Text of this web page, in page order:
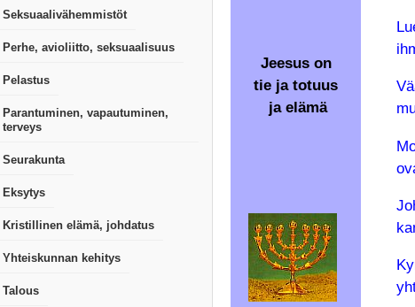
Seksuaalivähemmistöt
Perhe, avioliitto, seksuaalisuus
Pelastus
Parantuminen, vapautuminen,
terveys
Seurakunta
Eksytys
Kristillinen elämä, johdatus
Yhteiskunnan kehitys
Talous
Jeesus on
tie ja totuus
ja elämä